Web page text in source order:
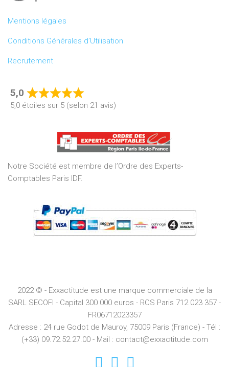
Mentions légales
Conditions Générales d’Utilisation
Recrutement
5,0
Rated
5,0
of
5
5,0 étoiles sur 5 (selon 21 avis)
Notre Société est membre de l’Ordre des Experts-
Comptables Paris IDF.
2022 © - Exxactitude est une marque commerciale de la
SARL SECOFI - Capital 300 000 euros - RCS Paris 712 023 357 -
FR06712023357
Adresse : 24 rue Godot de Mauroy, 75009 Paris (France) - Tél :
(+33) 09.72.52.27.00 - Mail : contact@exxactitude.com